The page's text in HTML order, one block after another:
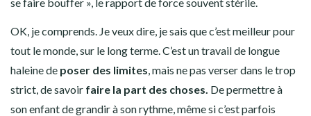
OK, je comprends. Je veux dire, je sais que c’est meilleur pour
tout le monde, sur le long terme. C’est un travail de longue
haleine de poser des limites, mais ne pas verser dans le trop
strict, de savoir faire la part des choses. De permettre à
son enfant de grandir à son rythme, même si c’est parfois